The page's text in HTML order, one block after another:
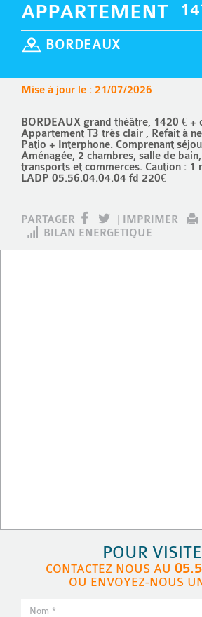
APPARTEMENT
BORDEAUX
Mise à jour le : 21/07/2026
BORDEAUX grand théâtre, 1420 € +
Appartement T3 très clair , Refait à
Patio + Interphone. Comprenant
Aménagée, 2 chambres, salle de
transports et commerces. Caution : 1
LADP 05.56.04.04.04 fd 220€
PARTAGER IMPRIMER
BILAN ENERGETIQUE
POUR
CONTACTEZ NOUS AU
OU ENVOYEZ-NOUS